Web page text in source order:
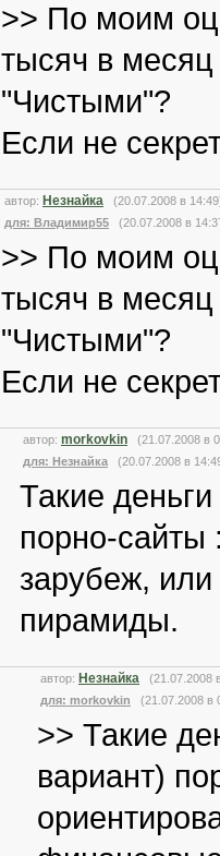
>> По моим
тысяч в
"Чистыми"?
Если не
автор: Незнайка (20.07.2008 в
для: Владимир55 (20.07.2008 в
>> По моим
тысяч в
"Чистыми"?
Если не
автор: morkovkin (21.07.2008 в
для: Незнайка (20.07.2008 в
Такие
порно-сайты
зарубеж,
пирамиды.
автор: Незнайка (21.07.2008
для: morkovkin (21.07.2008 в
>> Такие
вариант)